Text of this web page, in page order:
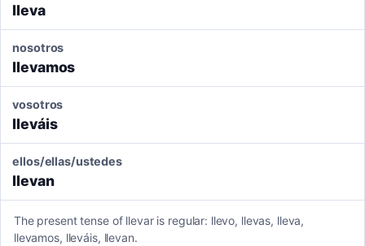
lleva
nosotros
llevamos
vosotros
lleváis
ellos/ellas/ustedes
llevan
The present tense of llevar is regular: llevo, llevas, lleva,
llevamos, lleváis, llevan.